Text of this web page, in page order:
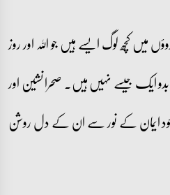
میں کچھ لوگ ایسے ہیں جو اللہ اور روز
ایک جیسے نہیں ہیں۔ صحرا نشین اور
ایمان کے نور سے ان کے دل روشن